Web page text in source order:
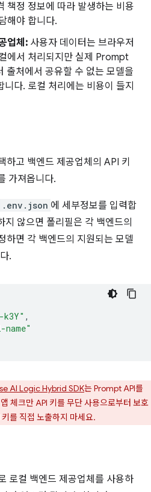
책정 정보에 따라 발생하는 비용
해야 합니다.
업체: 사용자 데이터는 브라우저
에서 처리되지만 실제 Prompt
출처에서 공유할 수 없는 모델을
니다. 로컬 처리에는 비용이 들지
하고 백엔드 제공업체의 API 키
가져옵니다.
.env.json 에 세부정보를 입력합
지 않으면 폴리필은 각 백엔드의
하면 각 백엔드의 지원되는 모델
.
,
name"
AI Logic Hybrid SDK는 Prompt API를
체크만 API 키를 무단 사용으로부터 보호
를 직접 노출하지 마세요.
로컬 백엔드 제공업체를 사용하